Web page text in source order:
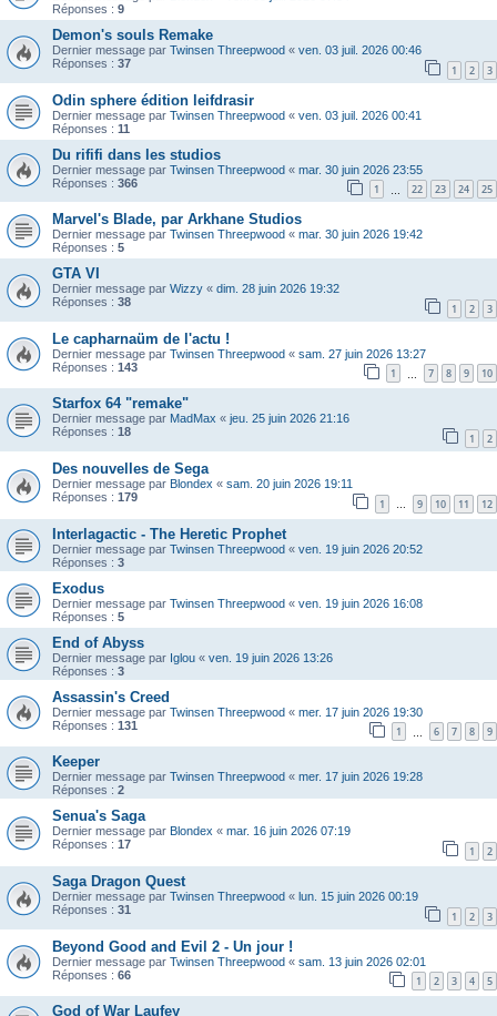
Réponses : 9
Demon's souls Remake
Dernier message par Twinsen Threepwood « ven. 03 juil. 2026 00:46
Réponses : 37 1 2 3
Odin sphere édition leifdrasir
Dernier message par Twinsen Threepwood « ven. 03 juil. 2026 00:41
Réponses : 11
Du rififi dans les studios
Dernier message par Twinsen Threepwood « mar. 30 juin 2026 23:55
Réponses : 366 1 22 23 24 25
Marvel's Blade, par Arkhane Studios
Dernier message par Twinsen Threepwood « mar. 30 juin 2026 19:42
Réponses : 5
GTA VI
Dernier message par Wizzy « dim. 28 juin 2026 19:32
Réponses : 38 1 2 3
Le capharnaüm de l'actu !
Dernier message par Twinsen Threepwood « sam. 27 juin 2026 13:27
Réponses : 143 1 7 8 9 10
Starfox 64 "remake"
Dernier message par MadMax « jeu. 25 juin 2026 21:16
Réponses : 18 1 2
Des nouvelles de Sega
Dernier message par Blondex « sam. 20 juin 2026 19:11
Réponses : 179 1 … 9 10 11 12
Interlagactic - The Heretic Prophet
Dernier message par Twinsen Threepwood « ven. 19 juin 2026 20:52
Réponses : 3
Exodus
Dernier message par Twinsen Threepwood « ven. 19 juin 2026 16:08
Réponses : 5
End of Abyss
Dernier message par Iglou « ven. 19 juin 2026 13:26
Réponses : 3
Assassin's Creed
Dernier message par Twinsen Threepwood « mer. 17 juin 2026 19:30
Réponses : 131 1 6 7 8 9
Keeper
Dernier message par Twinsen Threepwood « mer. 17 juin 2026 19:28
Réponses : 2
Senua's Saga
Dernier message par Blondex « mar. 16 juin 2026 07:19
Réponses : 17 1 2
Saga Dragon Quest
Dernier message par Twinsen Threepwood « lun. 15 juin 2026 00:19
Réponses : 31 1 2 3
Beyond Good and Evil 2 - Un jour !
Dernier message par Twinsen Threepwood « sam. 13 juin 2026 02:01
Réponses : 66 1 2 3 4 5
God of War Laufey